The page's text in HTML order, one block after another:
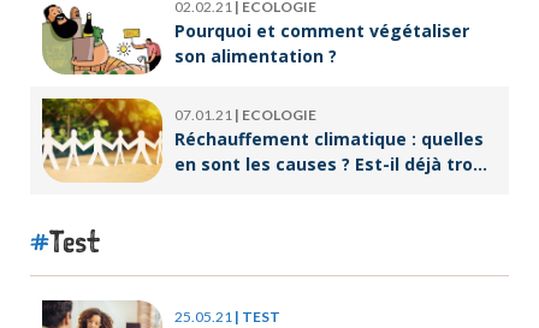
02.02.21 | ECOLOGIE
Pourquoi et comment végétaliser
son alimentation ?
07.01.21 | ECOLOGIE
Réchauffement climatique : quelles
en sont les causes ? Est-il déjà trop
Test
25.05.21 | TEST